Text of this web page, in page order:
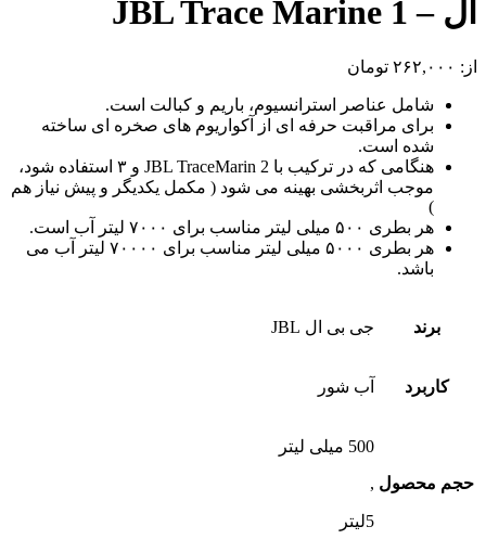
ال – JBL Trace Marine 1
از: ۲۶۲,۰۰۰ تومان
شامل عناصر استرانسیوم، باریم و کبالت است.
برای مراقبت حرفه ای از آکواریوم های صخره ای ساخته
شده است.
هنگامی که در ترکیب با JBL TraceMarin 2 و ۳ استفاده شود،
موجب اثربخشی بهینه می شود ( مکمل یکدیگر و پیش نیاز هم
)
هر بطری ۵۰۰ میلی لیتر مناسب برای ۷۰۰۰ لیتر آب است.
هر بطری ۵۰۰۰ میلی لیتر مناسب برای ۷۰۰۰۰ لیتر آب می
باشد.
برند جی بی ال JBL
کاربرد آب شور
حجم محصول
500 میلی لیتر
,
5لیتر